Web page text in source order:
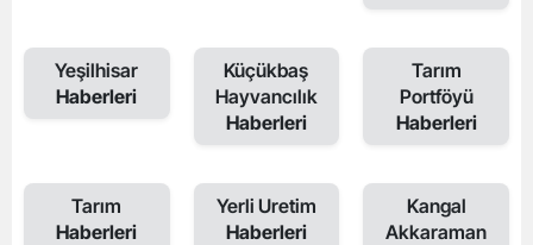
Yeşilhisar
Haberleri
Küçükbaş
Hayvancılık
Haberleri
Tarım
Portföyü
Haberleri
Tarım
Haberleri
Yerli Uretim
Haberleri
Kangal
Akkaraman